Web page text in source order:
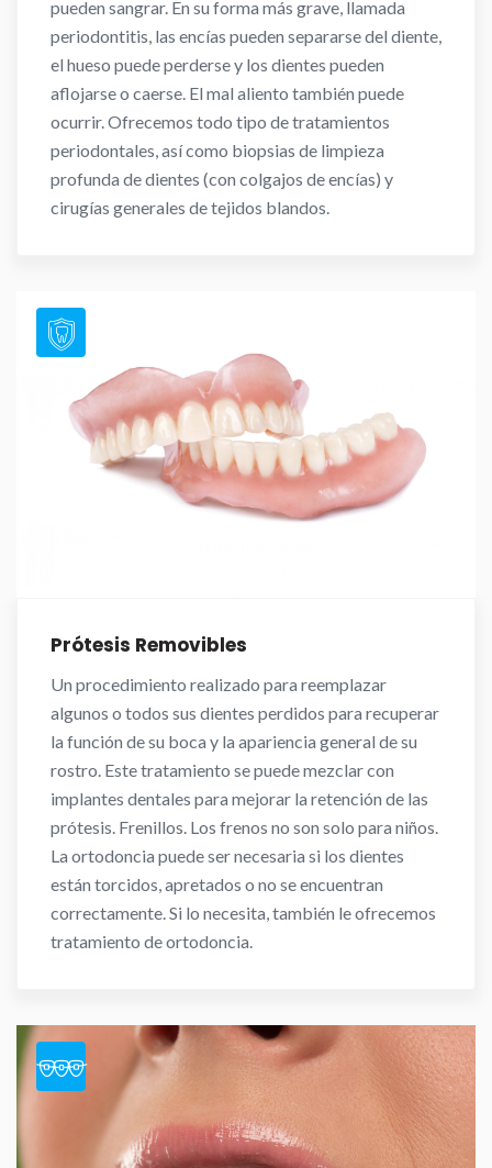
pueden sangrar. En su forma más grave, llamada
periodontitis, las encías pueden separarse del diente,
el hueso puede perderse y los dientes pueden
aflojarse o caerse. El mal aliento también puede
ocurrir. Ofrecemos todo tipo de tratamientos
periodontales, así como biopsias de limpieza
profunda de dientes (con colgajos de encías) y
cirugías generales de tejidos blandos.
Prótesis Removibles
Un procedimiento realizado para reemplazar
algunos o todos sus dientes perdidos para recuperar
la función de su boca y la apariencia general de su
rostro. Este tratamiento se puede mezclar con
implantes dentales para mejorar la retención de las
prótesis. Frenillos. Los frenos no son solo para niños.
La ortodoncia puede ser necesaria si los dientes
están torcidos, apretados o no se encuentran
correctamente. Si lo necesita, también le ofrecemos
tratamiento de ortodoncia.